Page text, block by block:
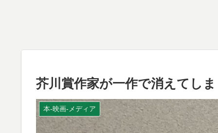
芥川賞作家が一作で消えてし
本-映画-メディア